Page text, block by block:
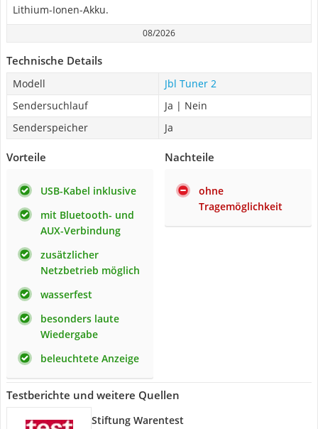
Lithium-Ionen-Akku.
08/2026
Technische Details
Modell
Jbl Tuner 2
Sendersuchlauf
Ja | Nein
Senderspeicher
Ja
Vorteile
USB-Kabel inklusive
mit Bluetooth- und
AUX-Verbindung
zusätzlicher
Netzbetrieb möglich
wasserfest
besonders laute
Wiedergabe
beleuchtete Anzeige
Nachteile
ohne
Tragemöglichkeit
Testberichte und weitere Quellen
Stiftung Warentest